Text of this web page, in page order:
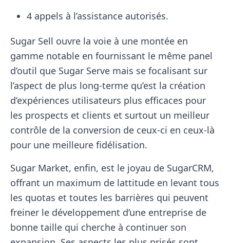
4 appels à l’assistance autorisés.
Sugar Sell ouvre la voie à une montée en
gamme notable en fournissant le même panel
d’outil que Sugar Serve mais se focalisant sur
l’aspect de plus long-terme qu’est la création
d’expériences utilisateurs plus efficaces pour
les prospects et clients et surtout un meilleur
contrôle de la conversion de ceux-ci en ceux-là
pour une meilleure fidélisation.
Sugar Market, enfin, est le joyau de SugarCRM,
offrant un maximum de lattitude en levant tous
les quotas et toutes les barrières qui peuvent
freiner le développement d’une entreprise de
bonne taille qui cherche à continuer son